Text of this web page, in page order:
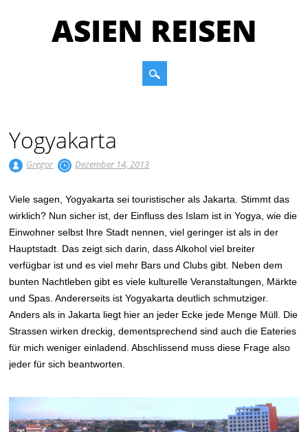
ASIEN REISEN
Yogyakarta
Gregor Dezember 14, 2013
Viele sagen, Yogyakarta sei touristischer als Jakarta. Stimmt das
wirklich? Nun sicher ist, der Einfluss des Islam ist in Yogya, wie die
Einwohner selbst Ihre Stadt nennen, viel geringer ist als in der
Hauptstadt. Das zeigt sich darin, dass Alkohol viel breiter
verfügbar ist und es viel mehr Bars und Clubs gibt. Neben dem
bunten Nachtleben gibt es viele kulturelle Veranstaltungen, Märkte
und Spas. Andererseits ist Yogyakarta deutlich schmutziger.
Anders als in Jakarta liegt hier an jeder Ecke jede Menge Müll. Die
Strassen wirken dreckig, dementsprechend sind auch die Eateries
für mich weniger einladend. Abschlissend muss diese Frage also
jeder für sich beantworten.